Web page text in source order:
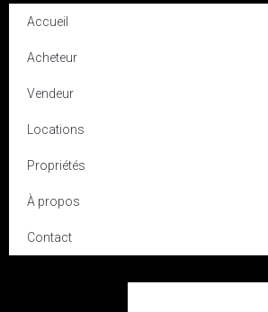
Accueil
Acheteur
Vendeur
Locations
Propriétés
À propos
Contact